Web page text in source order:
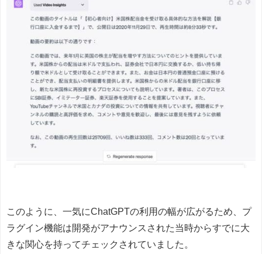
このように、一気にChatGPTの利用の幅が広がるため、プ
ラグイン機能は開発がアナウンスされた当時からすでに大
きな関心を持ってチェックされていました。